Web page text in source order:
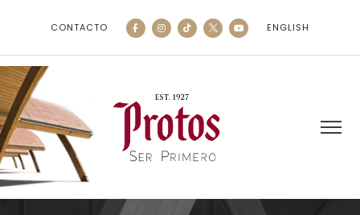
CONTACTO ENGLISH